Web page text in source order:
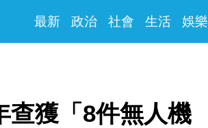
最新 政治 社會 生活 娛樂
查獲「8件無人機